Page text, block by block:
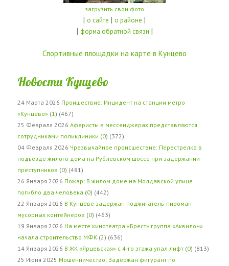
загрузить свои фото
| о сайте | о районе |
| форма обратной связи |
Спортивные площадки на карте в Кунцево
Новости Кунцево
24 Марта 2026 Проишествие: Инцидент на станции метро
«Кунцево» (1 ) (467)
25 Февраля 2026 Аферисты в мессенджерах представляются
сотрудниками поликлиники (0) (372)
04 Февраля 2026 Чрезвычайное происшествие: Перестрелка в
подъезде жилого дома на Рублевском шоссе при задержании
преступников (0) (481)
26 Января 2026 Пожар: В жилом доме на Молдавской улице
погибло два человека (0) (442)
22 Января 2026 В Кунцеве задержан поджигатель-пироман
мусорных контейнеров (0) (463)
19 Января 2026 На месте кинотеатра «Брест» группа «Аквилон»
начала строительство МФК (2) (636)
14 Января 2026 В ЖК «Ярцевская» с 4-го этажа упал лифт (0) (813)
25 Июня 2025 Мошенничество: Задержан фигурант по